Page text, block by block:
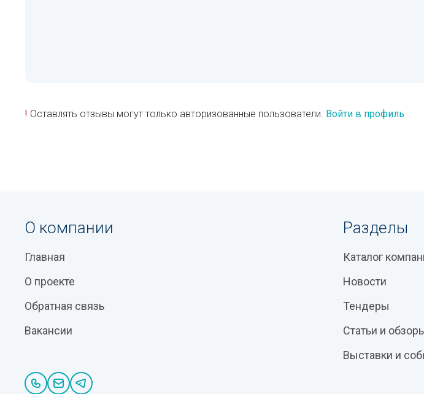
! Оставлять отзывы могут только авторизованные пользователи. Войти в профиль
О компании
Главная
О проекте
Обратная связь
Вакансии
Разделы
Каталог
Новости
Тендеры
Статьи и
Выставки и